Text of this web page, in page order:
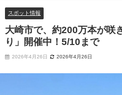
スポット情報
大崎市で、約200万本が咲
り」開催中！5/10まで
2026年4月26日 2026年4月26日